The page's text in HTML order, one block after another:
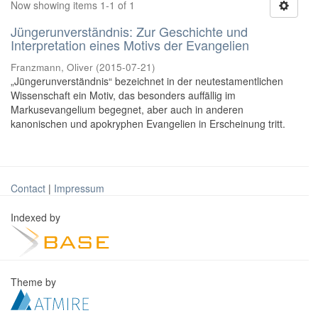
Now showing items 1-1 of 1
Jüngerunverständnis: Zur Geschichte und
Interpretation eines Motivs der Evangelien
Franzmann, Oliver (2015-07-21)
„Jüngerunverständnis“ bezeichnet in der neutestamentlichen
Wissenschaft ein Motiv, das besonders auffällig im
Markusevangelium begegnet, aber auch in anderen
kanonischen und apokryphen Evangelien in Erscheinung tritt.
Contact | Impressum
Indexed by
Theme by